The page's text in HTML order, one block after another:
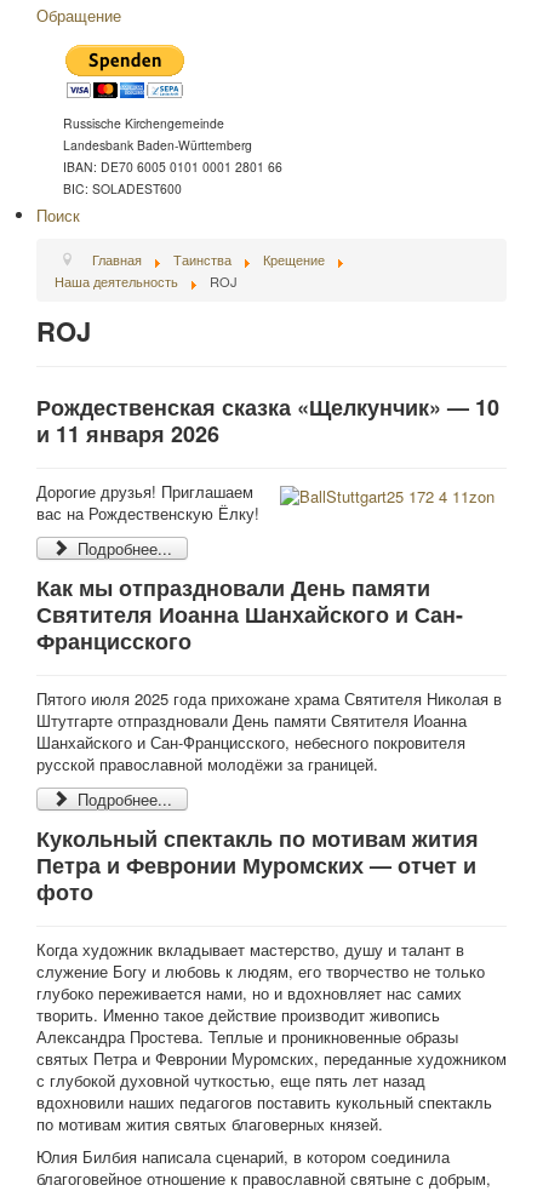
Обращение
Russische Kirchengemeinde
Landesbank Baden-Württemberg
IBAN: DE70 6005 0101 0001 2801 66
BIC: SOLADEST600
Поиск
Главная Таинства
Крещение
Наша деятельность
ROJ
ROJ
Рождественская сказка «Щелкунчик» — 10
и 11 января 2026
Дорогие друзья! Приглашаем
вас на Рождественскую Ёлку!
Подробнее...
Как мы отпраздновали День памяти
Святителя Иоанна Шанхайского и Сан-
Францисского
Пятого июля 2025 года прихожане храма Святителя Николая в
Штутгарте отпраздновали День памяти Святителя Иоанна
Шанхайского и Сан-Францисского, небесного покровителя
русской православной молодёжи за границей.
Подробнее...
Кукольный спектакль по мотивам жития
Петра и Февронии Муромских — отчет и
фото
Когда художник вкладывает мастерство, душу и талант в
служение Богу и любовь к людям, его творчество не только
глубоко переживается нами, но и вдохновляет нас самих
творить. Именно такое действие производит живопись
Александра Простева. Теплые и проникновенные образы
святых Петра и Февронии Муромских, переданные художником
с глубокой духовной чуткостью, еще пять лет назад
вдохновили наших педагогов поставить кукольный спектакль
по мотивам жития святых благоверных князей.
Юлия Билбия написала сценарий, в котором соединила
благоговейное отношение к православной святыне с добрым,